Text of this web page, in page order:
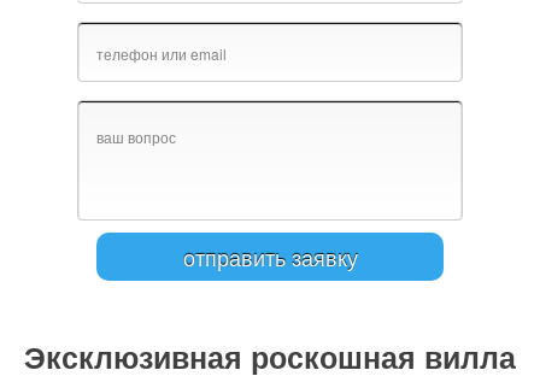
Эксклюзивная роскошная вилла